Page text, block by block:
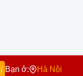
Bạn ở: Hà Nội